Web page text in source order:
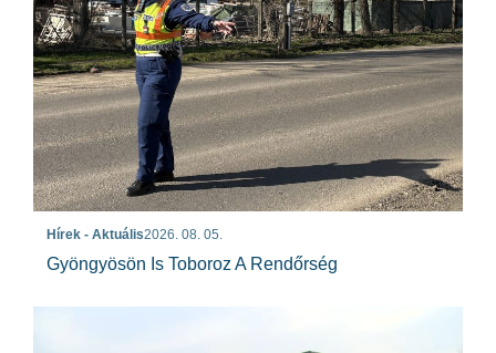
Hírek - Aktuális2026. 08. 05.
Gyöngyösön Is Toboroz A Rendőrség